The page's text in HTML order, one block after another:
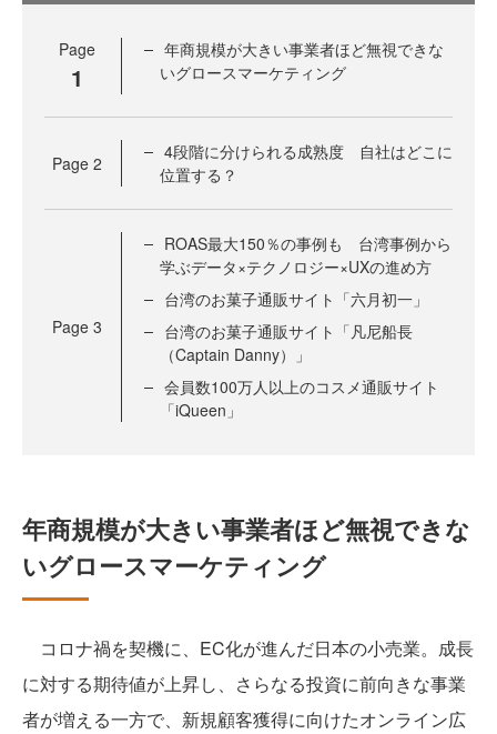
Page
1
年商規模が大きい事業者ほど無視できな
いグロースマーケティング
Page 2
4段階に分けられる成熟度 自社はどこに
位置する？
Page 3
ROAS最大150％の事例も 台湾事例から
学ぶデータ×テクノロジー×UXの進め方
台湾のお菓子通販サイト「六月初一」
台湾のお菓子通販サイト「凡尼船長
（Captain Danny）」
会員数100万人以上のコスメ通販サイト
「iQueen」
年商規模が大きい事業者ほど無視できな
いグロースマーケティング
コロナ禍を契機に、EC化が進んだ日本の小売業。成長
に対する期待値が上昇し、さらなる投資に前向きな事業
者が増える一方で、新規顧客獲得に向けたオンライン広